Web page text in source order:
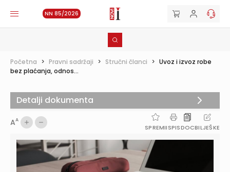
NN 85/2026
Početna > Pravni sadržaji > Stručni članci > Uvoz i izvoz robe
bez plaćanja, odnos...
AA
SPREMIISPISDOCBILJEŠKE
Detalji dokumenta